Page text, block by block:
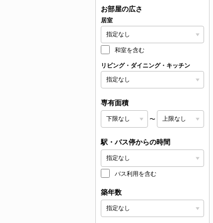
お部屋の広さ
居室
和室を含む
リビング・ダイニング・キッチン
専有面積
〜
駅・バス停からの時間
バス利用を含む
築年数